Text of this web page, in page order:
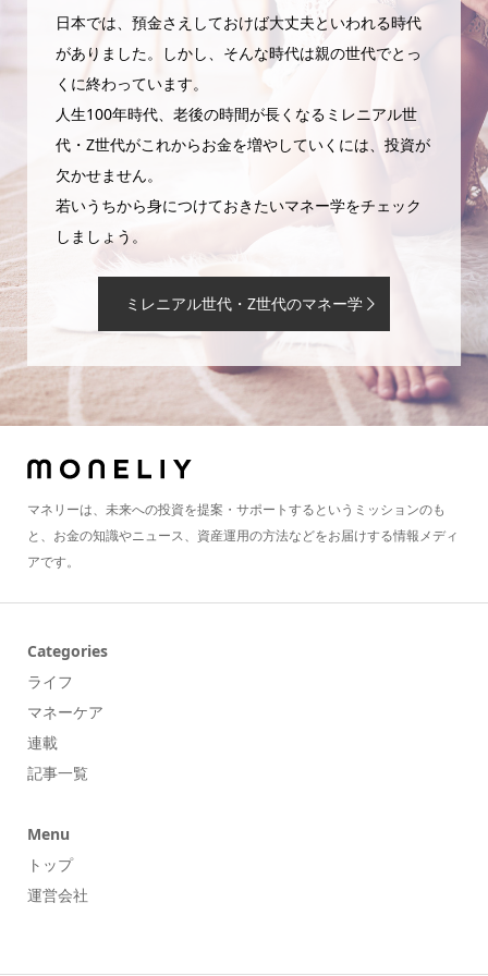
日本では、預金さえしておけば大丈夫といわれる時代
がありました。しかし、そんな時代は親の世代でとっ
くに終わっています。
人生100年時代、老後の時間が長くなるミレニアル世
代・Z世代がこれからお金を増やしていくには、投資が
欠かせません。
若いうちから身につけておきたいマネー学をチェック
しましょう。
ミレニアル世代・Z世代のマネー学
マネリーは、未来への投資を提案・サポートするというミッションのも
と、お金の知識やニュース、資産運用の方法などをお届けする情報メディ
アです。
Categories
ライフ
マネーケア
連載
記事一覧
Menu
トップ
運営会社